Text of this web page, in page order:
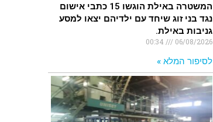
המשטרה באילת הוגשו 15 כתבי אישום
נגד בני זוג שיחד עם ילדיהם יצאו למסע
גניבות באילת.
06/08/2026
לסיפור המלא »